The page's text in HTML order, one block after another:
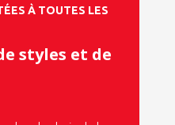
À TOUTES LES
styles et de